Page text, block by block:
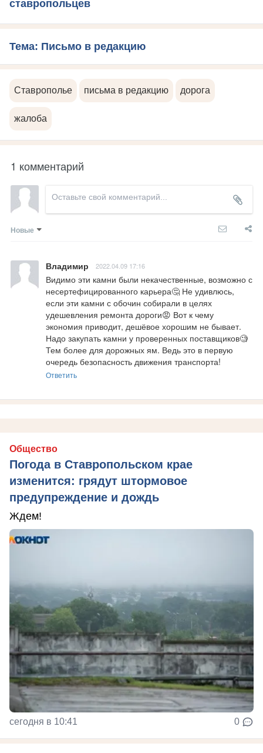
ставропольцев
Тема: Письмо в редакцию
Ставрополье письма в редакцию дорога
жалоба
1 комментарий
Новые
Владимир 2022.04.09 17:16
Видимо эти камни были некачественные, возможно с
несертефицированного карьера🤔 Не удивлюсь,
если эти камни с обочин собирали в целях
удешевления ремонта дороги😡 Вот к чему
экономия приводит, дешёвое хорошим не бывает.
Надо закупать камни у проверенных поставщиков🧐
Тем более для дорожных ям. Ведь это в первую
очередь безопасность движения транспорта!
Ответить
Общество
Погода в Ставропольском крае
изменится: грядут штормовое
предупреждение и дождь
Ждем!
сегодня в 10:41 0